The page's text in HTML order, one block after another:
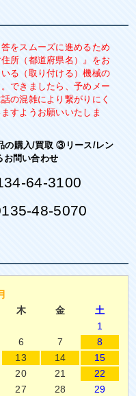
をスムーズに進めるため
所（都道府県名）』をお
る（取り付ける）機械の
できましたら、予めメー
の混雑により繋がりにく
すようお願いいたしま
の購入/買取 ③リース/レン
問い合わせ
64-3100
48-5070
木 金
土
1
6 7
8
13 14
15
20 21
22
27 28
29